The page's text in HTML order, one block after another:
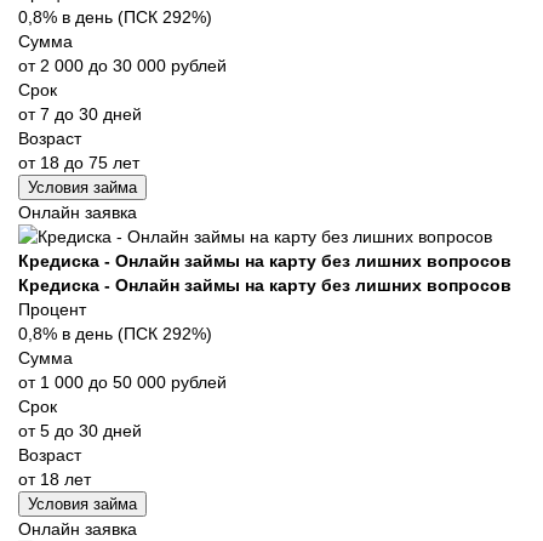
0,8% в день (ПСК 292%)
Сумма
от 2 000 до 30 000 рублей
Срок
от 7 до 30 дней
Возраст
от 18 до 75 лет
Условия займа
Онлайн заявка
Кредиска - Онлайн займы на карту без лишних вопросов
Кредиска - Онлайн займы на карту без лишних вопросов
Процент
0,8% в день (ПСК 292%)
Сумма
от 1 000 до 50 000 рублей
Срок
от 5 до 30 дней
Возраст
от 18 лет
Условия займа
Онлайн заявка